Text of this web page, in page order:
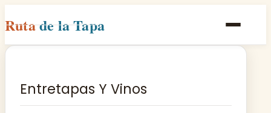
Rutade la Tapa
Inicio
Rutas
Entretapas Y Vinos